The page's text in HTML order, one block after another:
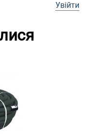
Увійти